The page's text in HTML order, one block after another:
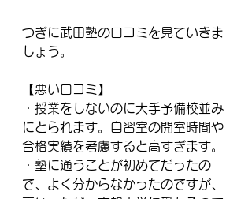
つぎに武田塾の口コミを見ていきま
しょう。
【悪い口コミ】
・授業をしないのに大手予備校並み
にとられます。自習室の開室時間や
合格実績を考慮すると高すぎます。
・塾に通うことが初めてだったの
で、よく分からなかったのですが、